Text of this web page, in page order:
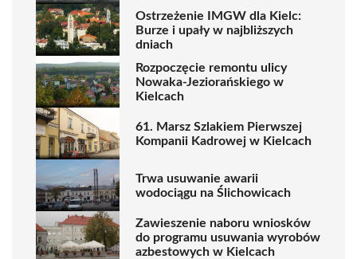
Ostrzeżenie IMGW dla Kielc:
Burze i upały w najbliższych
dniach
Rozpoczęcie remontu ulicy
Nowaka-Jeziorańskiego w
Kielcach
61. Marsz Szlakiem Pierwszej
Kompanii Kadrowej w Kielcach
Trwa usuwanie awarii
wodociągu na Ślichowicach
Zawieszenie naboru wniosków
do programu usuwania wyrobów
azbestowych w Kielcach